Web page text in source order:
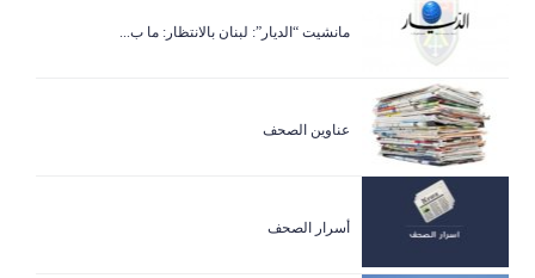
مانشيت “الديار”: لبنان بالانتظار: ما ب...
عناوين الصحف
أسرار الصحف